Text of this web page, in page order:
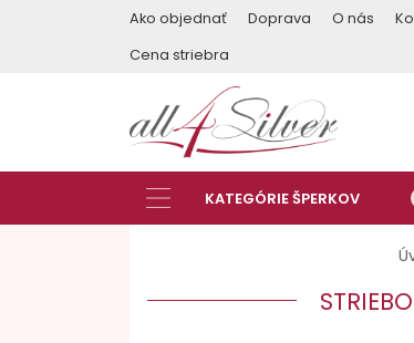
Ako objednať Doprava O nás
Cena striebra